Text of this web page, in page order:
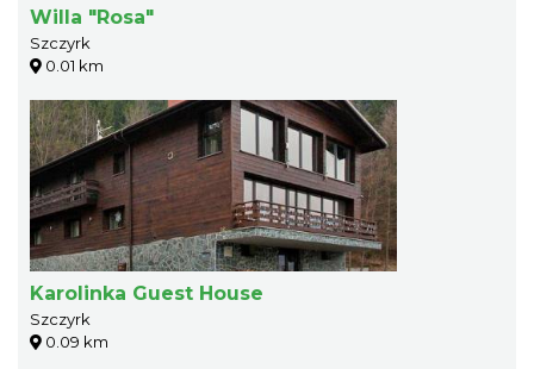
Willa "Rosa"
Szczyrk
0.01 km
Karolinka Guest House
Szczyrk
0.09 km